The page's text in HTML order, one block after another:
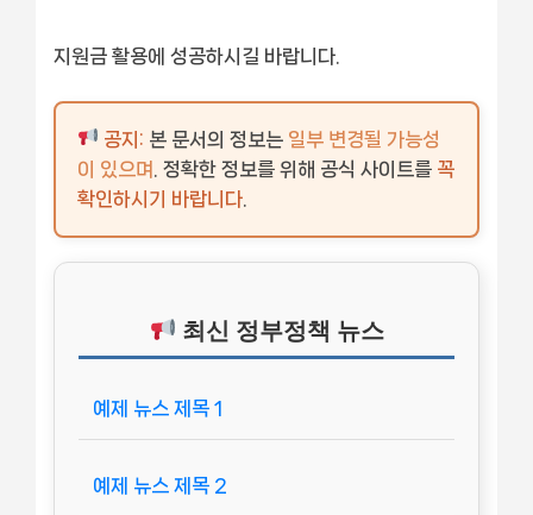
지원금 활용에 성공하시길 바랍니다.
공지: 본 문서의 정보는 일부 변경될 가능성
이 있으며
. 정확한 정보를 위해 공식 사이트를 꼭
확인하시기 바랍니다
최신 정부정책 뉴스
예제 뉴스 제목 1
예제 뉴스 제목 2